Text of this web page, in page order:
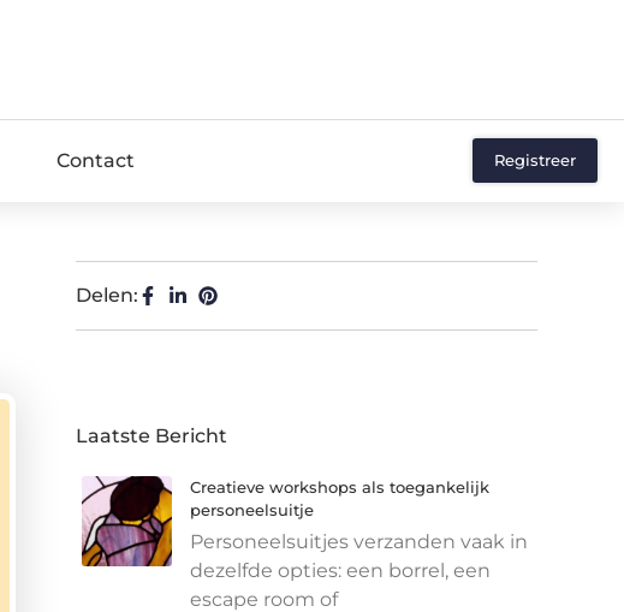
Contact Registreer
Delen:
Laatste Bericht
Creatieve workshops als toegankelijk
personeelsuitje
Personeelsuitjes verzanden vaak in
dezelfde opties: een borrel, een
escape room of